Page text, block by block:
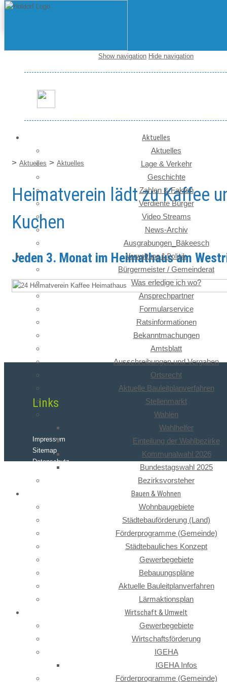
Show navigation Hide navigation
Aktuelles
Aktuelles
Lage & Verkehr
Geschichte
Zahlen & Fakten
Verdiente Bürger
Video Streams
News-Archiv
Ausgrabungen_Bäkeesch
Verwaltung & Politik
Bürgermeister / Gemeinderat
Was erledige ich wo?
Ansprechpartner
Formularservice
Ratsinformationen
Bekanntmachungen
Amtsblatt
Ausschreibungen und Vergaben
Ortsrecht
Aktuelle Bauleitplanverfahren
Stellenmarkt
Wahlen
Wahlhelfer
Einteilung der Wahlbezirke
Kommunalwahl 2026
Bundestagswahl 2025
Bezirksvorsteher
Bauen & Wohnen
Wohnbaugebiete
Städtebauförderung (Land)
Förderprogramme (Gemeinde)
Städtebauliches Konzept
Gewerbegebiete
Bebauungspläne
Aktuelle Bauleitplanverfahren
Lärmaktionsplan
Wirtschaft & Umwelt
Gewerbegebiete
Wirtschaftsförderung
IGEHA
IGEHA Infos
Förderprogramme (Gemeinde)
> Aktuelles > Aktuelles
Heimatverein lädt zu Kaffee
Kuchen
Jeden 3. Monat im Heimathaus am
Links
Impressum
Sitemap
Datenschutz